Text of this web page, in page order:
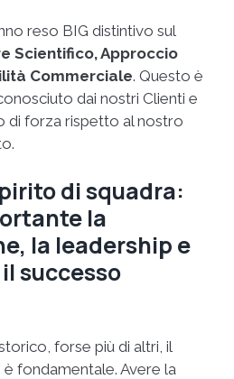
reso BIG distintivo sul
Scientifico, Approccio
Commerciale. Questo è
dai nostri Clienti e
di forza rispetto al nostro
di squadra:
la
la leadership e
successo
forse più di altri, il
è fondamentale. Avere la